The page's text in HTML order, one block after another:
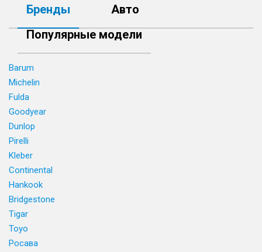
Бренды
Авто
Популярные модели
Barum
Michelin
Fulda
Goodyear
Dunlop
Pirelli
Kleber
Continental
Hankook
Bridgestone
Tigar
Toyo
Росава